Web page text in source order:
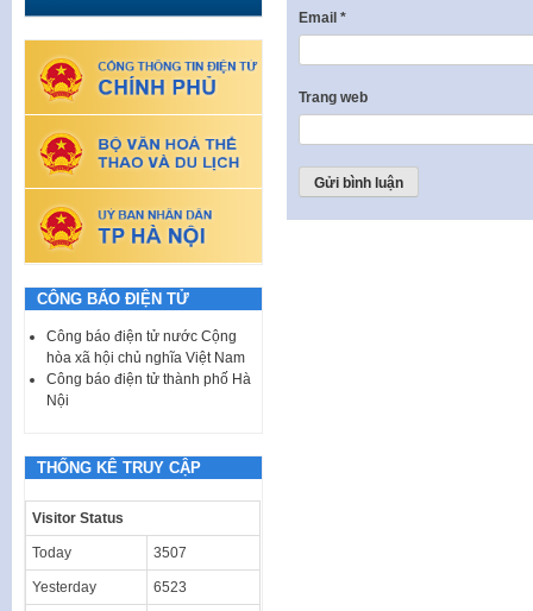
Email *
Trang web
CÔNG BÁO ĐIỆN TỬ
Công báo điện tử nước Cộng
hòa xã hội chủ nghĩa Việt Nam
Công báo điện tử thành phố Hà
Nội
THỐNG KÊ TRUY CẬP
Visitor Status
Today 3507
Yesterday 6523